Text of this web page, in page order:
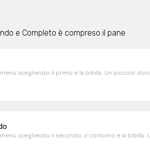
e Completo è compreso il pane
scegliendo il primo e la bibita. Un piccolo
scegliendo il secondo, il contorno e la bibita.